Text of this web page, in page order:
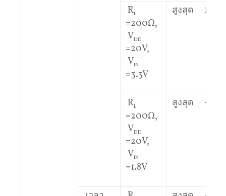
RL
=200Ω,
VDD
=20V,
VIN
=3.3V
สูงสุด 10
RL
=200Ω,
VDD
=20V,
VIN
=1.8V
สูงสุด –